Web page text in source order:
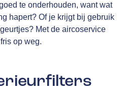
te onderhouden, want wat
hapert? Of je krijgt bij gebruik
Met de aircoservice
op weg.